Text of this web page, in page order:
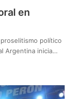
en
político
Argentina inicia…